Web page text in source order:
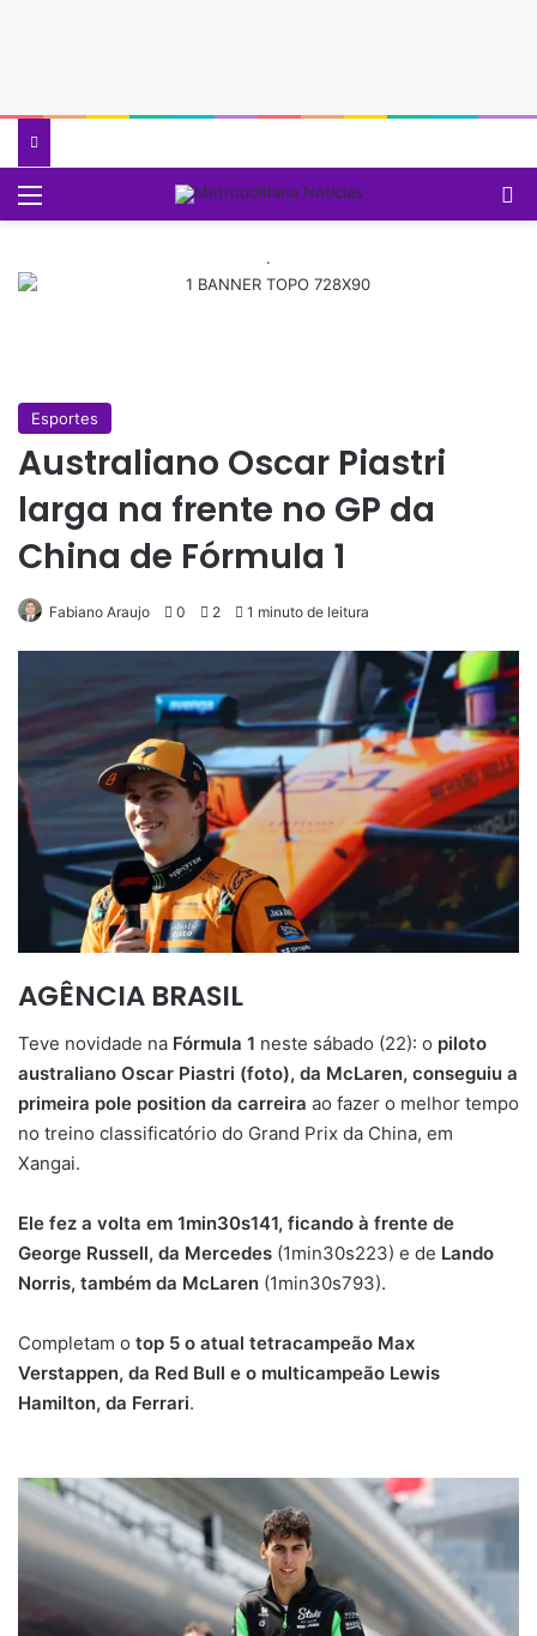
.
Esportes
Australiano Oscar Piastri
larga na frente no GP da
China de Fórmula 1
Fabiano Araujo 0 2 1 minuto de leitura
AGÊNCIA BRASIL
Teve novidade na Fórmula 1 neste sábado (22): o piloto
australiano Oscar Piastri (foto), da McLaren, conseguiu a
primeira pole position da carreira ao fazer o melhor tempo
no treino classificatório do Grand Prix da China, em
Xangai.
Ele fez a volta em 1min30s141, ficando à frente de
George Russell, da Mercedes (1min30s223) e de Lando
Norris, também da McLaren (1min30s793).
Completam o top 5 o atual tetracampeão Max
Verstappen, da Red Bull e o multicampeão Lewis
Hamilton, da Ferrari.